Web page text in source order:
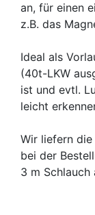
an, für einen
z.B. das
Ideal als
(40t-LKW
ist und evtl.
leicht
Wir liefern die
bei der
3 m Schlauch